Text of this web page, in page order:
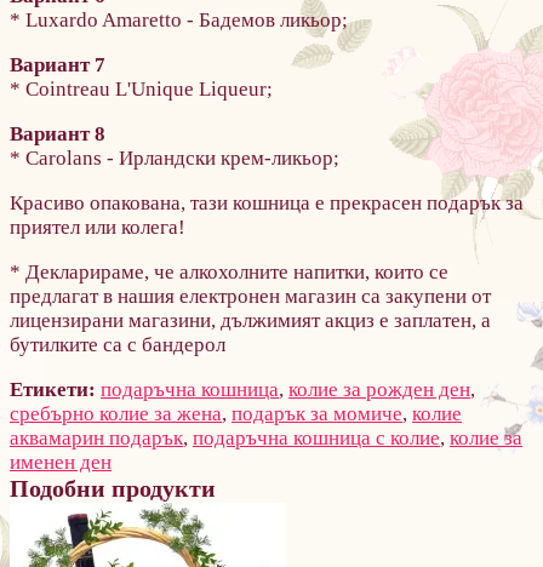
* Luxardo Amaretto - Бадемов ликьор;
Вариант 7
* Cointreau L'Unique Liqueur;
Вариант 8
* Carolans - Ирландски крем-ликьор;
Красиво опакована, тази кошница е прекрасен подарък за
приятел или колега!
* Декларираме, че алкохолните напитки, които се
предлагат в нашия електронен магазин са закупени от
лицензирани магазини, дължимият акциз е заплатен, а
бутилките са с бандерол
Етикети: подаръчна кошница, колие за рожден ден,
сребърно колие за жена, подарък за момиче, колие
аквамарин подарък, подаръчна кошница с колие, колие за
именен ден
Подобни продукти